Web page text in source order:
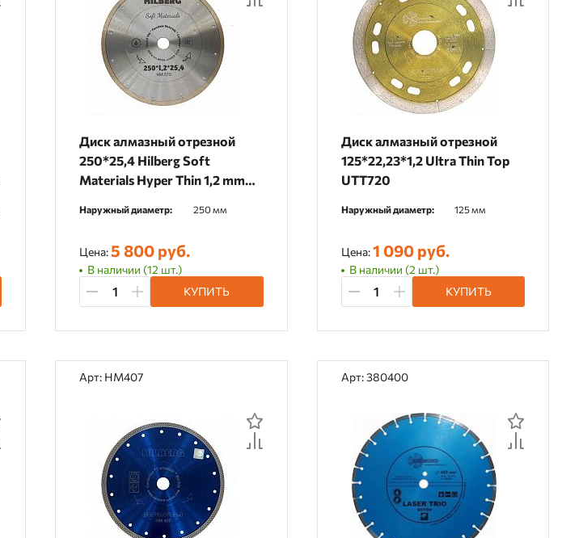
Диск алмазный отрезной
250*25,4 Hilberg Soft
Materials Hyper Thin 1,2 mm
Наружный диаметр: 250 мм
Цена:5 800 руб.
В наличии (12 шт.)
КУПИТЬ
Диск алмазный отрезной
125*22,23*1,2 Ultra Thin Top
UTT720
Наружный диаметр: 125 мм
Цена:1 090 руб.
В наличии (2 шт.)
КУПИТЬ
Арт: HM407 Арт: 380400